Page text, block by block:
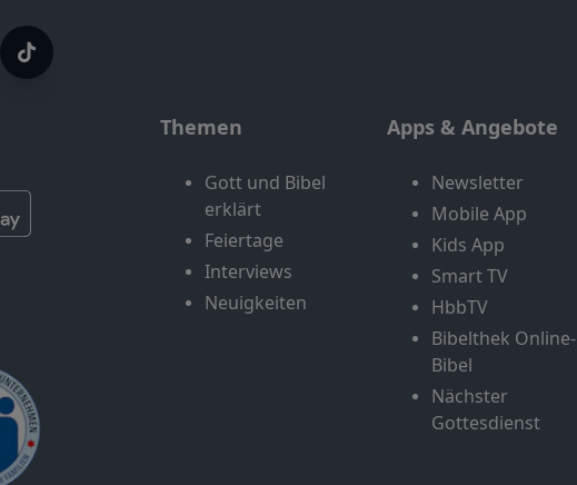
Themen
Gott und Bibel
erklärt
Feiertage
Interviews
Neuigkeiten
Apps & Angebote
Newsletter
Mobile App
Kids App
Smart TV
HbbTV
Bibelthek Online-
Bibel
Nächster
Gottesdienst